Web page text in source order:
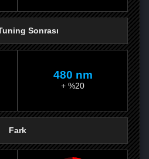
Sonrası
480 nm
+ %20
Fark